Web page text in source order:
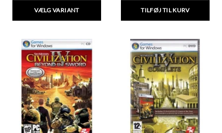
VÆLG VARIANT
har
flere
varianter.
Mulighederne
kan
vælges
på
varesiden
TILFØJ TIL KURV